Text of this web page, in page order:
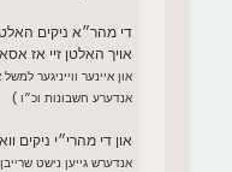
די מהר״א ניקים
אויך האלטן זיי אז
און איינער ווייניגער
אנדערע חשבונות וכ״ו )
און די מהרי״י ניקים
אנדערש גייען נישט